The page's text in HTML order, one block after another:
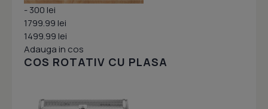
- 300 lei
1799.99 lei
1499.99 lei
Adauga in cos
COS ROTATIV CU PLASA